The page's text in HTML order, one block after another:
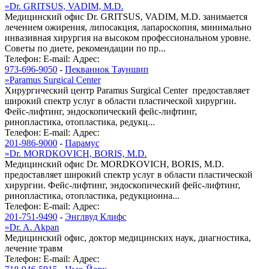
»Dr. GRITSUS, VADIM, M.D.
Медицинский офис Dr. GRITSUS, VADIM, M.D. занимается
лечением ожирения, липосакция, лапароскопия, минимально
инвазивная хирургия на высоком профессиональном уровне.
Советы по диете, рекомендации по пр...
Телефон: E-mail: Адрес:
973-696-9050 - Пекваннок Тауншип
»Paramus Surgical Center
Хирургический центр Paramus Surgical Center предоставляет
широкий спектр услуг в области пластической хирургии.
Фейс-лифтинг, эндоскопический фейс-лифтинг,
ринопластика, отопластика, редукц...
Телефон: E-mail: Адрес:
201-986-9000 - Парамус
»Dr. MORDKOVICH, BORIS, M.D.
Медицинский офис Dr. MORDKOVICH, BORIS, M.D.
предоставляет широкий спектр услуг в области пластической
хирургии. Фейс-лифтинг, эндоскопический фейс-лифтинг,
ринопластика, отопластика, редукционна...
Телефон: E-mail: Адрес:
201-751-9490 - Энглвуд Клифс
»Dr. A. Akpan
Медицинский офис, доктор медицинских наук, диагностика,
лечение травм
Телефон: E-mail: Адрес: